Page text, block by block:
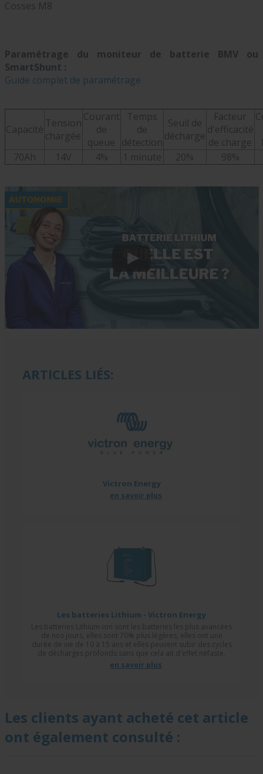
Cosses M8
Paramétrage du moniteur de batterie BMV ou
SmartShunt :
Guide complet de paramétrage
Capacité Tension
chargée
Courant
de
queue
Temps
de
détection
Seuil de
décharge
Facteur
d'efficacité
de charge
70Ah
14V 4% 1 minute 20% 98%
ARTICLES LIÉS:
Victron Energy
en savoir plus
Les batteries Lithium - Victron Energy
Les batteries Lithium-ion sont les batteries les plus avancées
de nos jours, elles sont 70% plus légères, elles ont une
durée de vie de 10 à 15 ans et elles peuvent subir des cycles
de décharges profonds sans que cela ait d'effet néfaste.
en savoir plus
Les clients ayant acheté cet article
ont également consulté :